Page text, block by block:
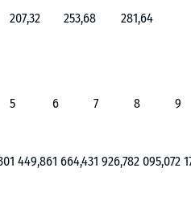
207,32 253,68 281,64
5 6 7 8 9
1 449,861 664,431 926,782 095,072